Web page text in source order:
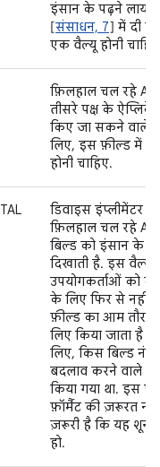
इंसान के पढ़ने लायक
[संसाधन, 7] में दी
एक वैल्यू होनी
फ़िलहाल चल रहे
तीसरे पक्ष के
किए जा सकने वाले
लिए, इस फ़ील्ड में
होनी चाहिए.
डिवाइस इंप्लीमेंटर
फ़िलहाल चल रहे
बिल्ड को इंसान के
दिखाती है. इस वैल्यू
उपयोगकर्ताओं को
के लिए फिर से नहीं
फ़ील्ड का आम तौर
लिए किया जाता है
लिए, किस बिल्ड नंबर
बदलाव करने वाले
किया गया था. इस
फ़ॉर्मैट की ज़रूरत
ज़रूरी है कि यह शून्य
हो.